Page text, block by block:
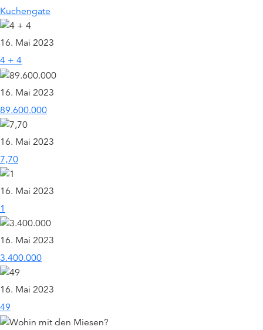
Kuchengate
16. Mai 2023
4 + 4
16. Mai 2023
89.600.000
16. Mai 2023
7,70
16. Mai 2023
1
16. Mai 2023
3.400.000
16. Mai 2023
49